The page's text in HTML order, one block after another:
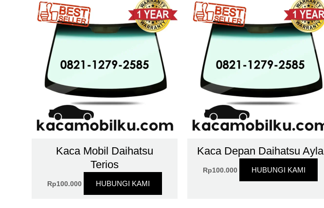
Kaca Mobil Daihatsu
Terios
Rp100.000 HUBUNGI KAMI
Kaca Depan Daihatsu Ayla
Rp100.000 HUBUNGI KAMI